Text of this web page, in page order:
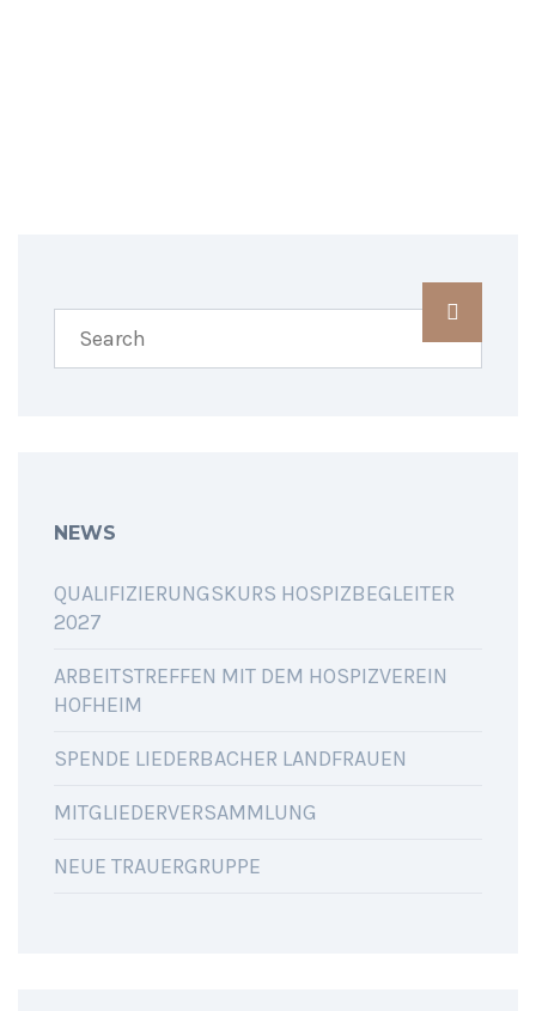
NEWS
QUALIFIZIERUNGSKURS HOSPIZBEGLEITER
2027
ARBEITSTREFFEN MIT DEM HOSPIZVEREIN
HOFHEIM
SPENDE LIEDERBACHER LANDFRAUEN
MITGLIEDERVERSAMMLUNG
NEUE TRAUERGRUPPE